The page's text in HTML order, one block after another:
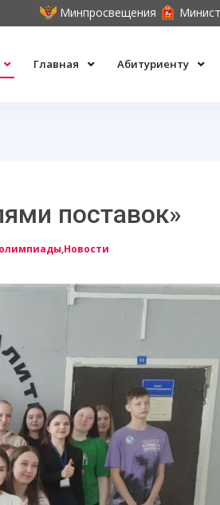
Минпросвещения
Главная Абитуриенту
поставок»
,Новости